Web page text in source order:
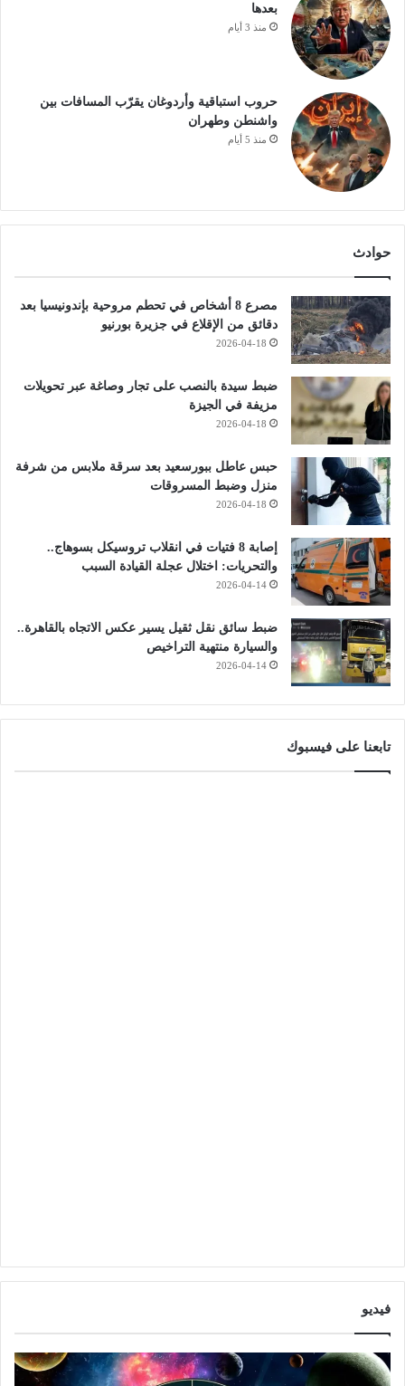
بعدها
منذ 3 أيام
حروب استباقية وأردوغان يقرّب المسافات بين
واشنطن وطهران
منذ 5 أيام
حوادث
مصرع 8 أشخاص في تحطم مروحية بإندونيسيا بعد
دقائق من الإقلاع في جزيرة بورنيو
2026-04-18
ضبط سيدة بالنصب على تجار وصاغة عبر تحويلات
مزيفة في الجيزة
2026-04-18
حبس عاطل ببورسعيد بعد سرقة ملابس من شرفة
منزل وضبط المسروقات
2026-04-18
إصابة 8 فتيات في انقلاب تروسيكل بسوهاج..
والتحريات: اختلال عجلة القيادة السبب
2026-04-14
ضبط سائق نقل ثقيل يسير عكس الاتجاه بالقاهرة..
والسيارة منتهية التراخيص
2026-04-14
تابعنا على فيسبوك
فيديو
ت
و